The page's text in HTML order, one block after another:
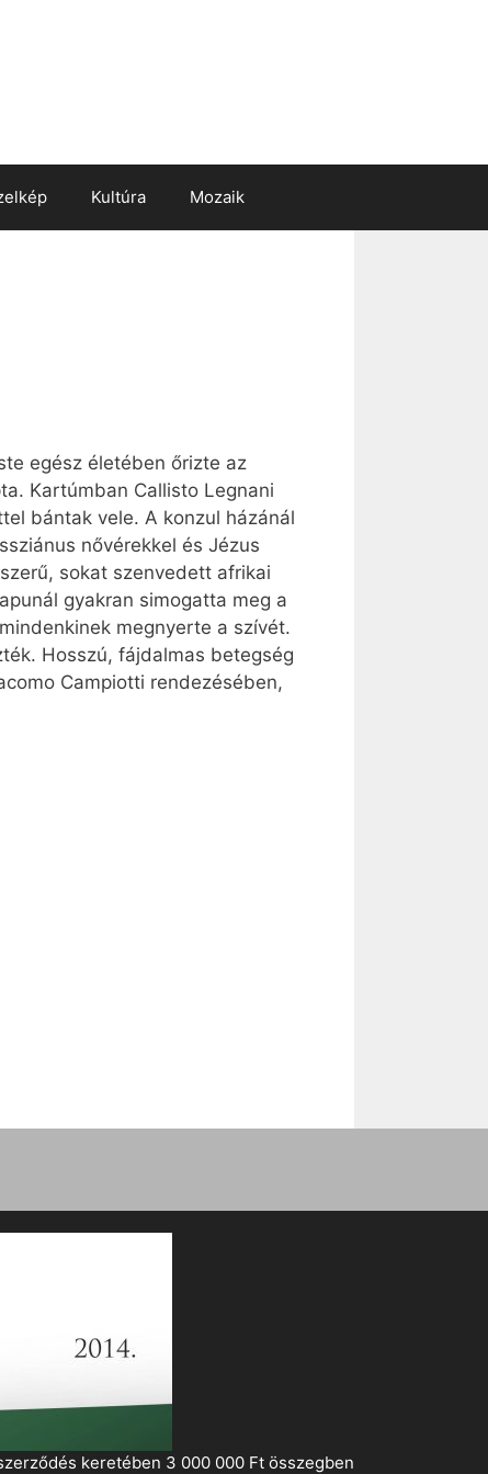
Kultúra Mozaik
egész életében őrizte az
Kartúmban Callisto Legnani
bántak vele. A konzul házánál
nővérekkel és Jézus
sokat szenvedett afrikai
gyakran simogatta meg a
megnyerte a szívét.
Hosszú, fájdalmas betegség
Campiotti rendezésében,
keretében 3 000 000 Ft összegben